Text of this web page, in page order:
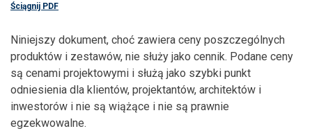
Ściągnij PDF
Niniejszy dokument, choć zawiera ceny poszczególnych
produktów i zestawów, nie służy jako cennik. Podane ceny
są cenami projektowymi i służą jako szybki punkt
odniesienia dla klientów, projektantów, architektów i
inwestorów i nie są wiążące i nie są prawnie
egzekwowalne.